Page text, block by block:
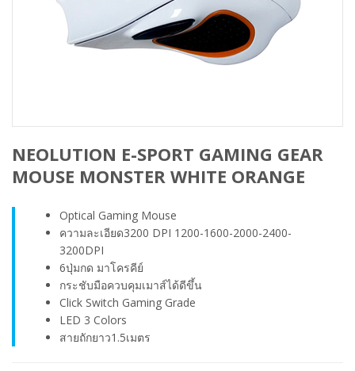
NEOLUTION E-SPORT GAMING GEAR
MOUSE MONSTER WHITE ORANGE
Optical Gaming Mouse
ความละเอียด3200 DPI 1200-1600-2000-2400-
3200DPI
6ปุ่มกด มาโครคีย์
กระชับมือควบคุมเมาส์ได้ดีขึ้น
Click Switch Gaming Grade
LED 3 Colors
สายถักยาว1.5เมตร